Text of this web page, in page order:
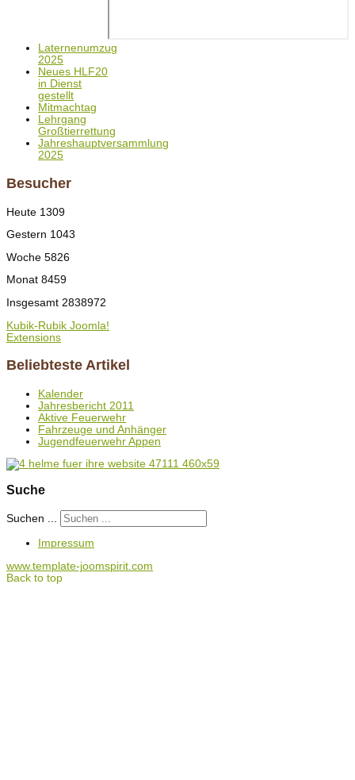
Laternenumzug
2025
Neues HLF20
in Dienst
gestellt
Mitmachtag
Lehrgang
Großtierrettung
Jahreshauptversammlung
2025
Besucher
Heute 1309
Gestern 1043
Woche 5826
Monat 8459
Insgesamt 2838972
Kubik-Rubik Joomla!
Extensions
Beliebteste Artikel
Kalender
Jahresbericht 2011
Aktive Feuerwehr
Fahrzeuge und Anhänger
Jugendfeuerwehr Appen
Suche
Suchen ...
Impressum
www.template-joomspirit.com
Back to top